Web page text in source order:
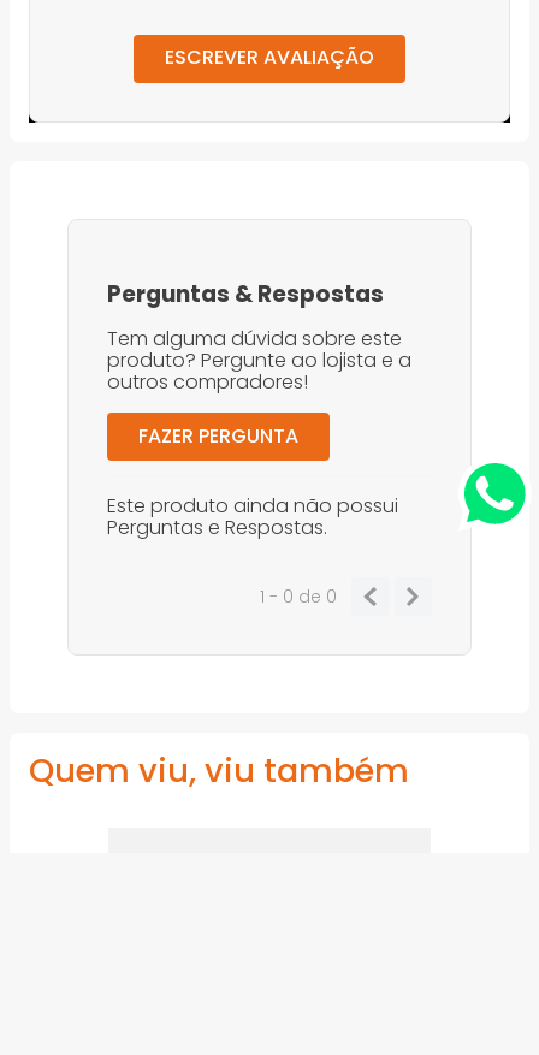
ESCREVER AVALIAÇÃO
Perguntas &Respostas
Tem alguma dúvida sobre este
produto? Pergunte ao lojista e a
outros compradores!
FAZER PERGUNTA
Este produto ainda não possui
Perguntas e Respostas.
1 - 0 de 0
Quem viu, viu também